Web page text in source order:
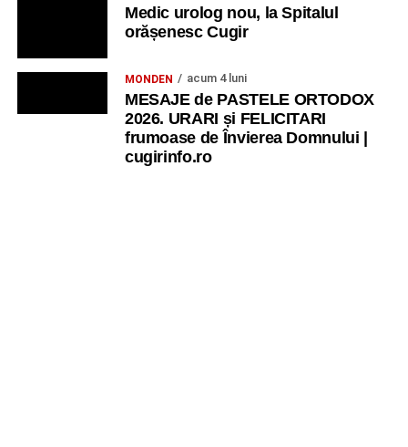
Medic urolog nou, la Spitalul
orășenesc Cugir
MONDEN acum 4 luni
MESAJE de PASTELE ORTODOX
2026. URARI și FELICITARI
frumoase de Învierea Domnului |
cugirinfo.ro